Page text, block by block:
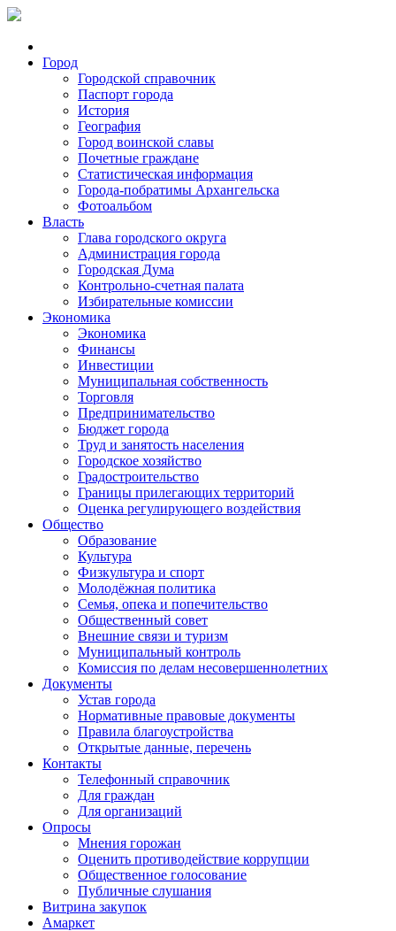
Город
Городской справочник
Паспорт города
История
География
Город воинской славы
Почетные граждане
Статистическая информация
Города-побратимы Архангельска
Фотоальбом
Власть
Глава городского округа
Администрация города
Городская Дума
Контрольно-счетная палата
Избирательные комиссии
Экономика
Экономика
Финансы
Инвестиции
Муниципальная собственность
Торговля
Предпринимательство
Бюджет города
Труд и занятость населения
Городское хозяйство
Градостроительство
Границы прилегающих территорий
Оценка регулирующего воздействия
Общество
Образование
Культура
Физкультура и спорт
Молодёжная политика
Семья, опека и попечительство
Общественный совет
Внешние связи и туризм
Муниципальный контроль
Комиссия по делам несовершеннолетних
Документы
Устав города
Нормативные правовые документы
Правила благоустройства
Открытые данные, перечень
Контакты
Телефонный справочник
Для граждан
Для организаций
Опросы
Мнения горожан
Оценить противодействие коррупции
Общественное голосование
Публичные слушания
Витрина закупок
Амаркет